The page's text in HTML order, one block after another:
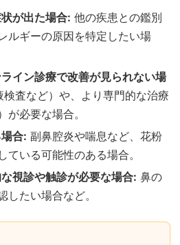
が出た場合: 他の疾患との鑑別
ルギーの原因を特定したい場
イン診療で改善が見られない場
査など）や、より専門的な治療
が必要な場合。
合: 副鼻腔炎や喘息など、花粉
ている可能性のある場合。
視診や触診が必要な場合: 鼻の
したい場合など。